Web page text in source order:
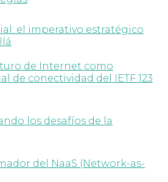
el imperativo estratégico
de Internet como
de conectividad del IETF 123
los desafíos de la
del NaaS (Network-as-